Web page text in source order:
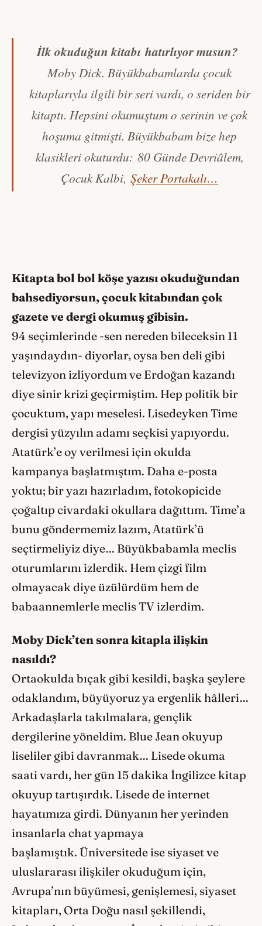
İlk okuduğun kitabıhatırlıyor musun?
Moby Dick. Büyükbabamlarda çocuk
kitaplarıyla ilgili bir seri vardı, o seriden bir
kitaptı. Hepsini okumuştum o serinin ve çok
hoşuma gitmişti. Büyükbabam bize hep
klasikleri okuturdu: 80 Günde Devriâlem,
Çocuk Kalbi,Şeker Portakalı…
Kitapta bol bol köşe yazısı okuduğundan
bahsediyorsun, çocuk kitabından çok
gazete ve dergi okumuş gibisin.
94 seçimlerinde -sen nereden bileceksin 11
yaşındaydın- diyorlar, oysa ben deli gibi
televizyon izliyordum ve Erdoğan kazandı
diye sinir krizi geçirmiştim. Hep politik bir
çocuktum, yapı meselesi. Lisedeyken Time
dergisi yüzyılın adamı seçkisi yapıyordu.
Atatürk’e oy verilmesi için okulda
kampanya başlatmıştım. Daha e-posta
yoktu; bir yazı hazırladım, fotokopicide
çoğaltıp civardaki okullara dağıttım. Time’a
bunu göndermemiz lazım, Atatürk’ü
seçtirmeliyiz diye… Büyükbabamla meclis
oturumlarını izlerdik. Hem çizgi film
olmayacak diye üzülürdüm hem de
babaannemlerle meclis TV izlerdim.
Moby Dick’ten sonra kitapla ilişkin
nasıldı?
Ortaokulda bıçak gibi kesildi, başka şeylere
odaklandım, büyüyoruz ya ergenlik hâlleri…
Arkadaşlarla takılmalara, gençlik
dergilerine yöneldim. Blue Jean okuyup
liseliler gibi davranmak… Lisede okuma
saati vardı, her gün 15 dakika İngilizce kitap
okuyup tartışırdık. Lisede de internet
hayatımıza girdi. Dünyanın her yerinden
insanlarla chat yapmaya
başlamıştık. Üniversitede ise siyaset ve
uluslararası ilişkiler okuduğum için,
Avrupa’nın büyümesi, genişlemesi, siyaset
kitapları, Orta Doğu nasıl şekillendi,